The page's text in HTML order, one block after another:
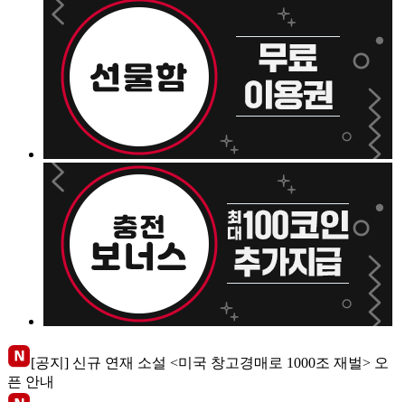
[공지] 신규 연재 소설 <미국 창고경매로 1000조 재벌> 오
픈 안내